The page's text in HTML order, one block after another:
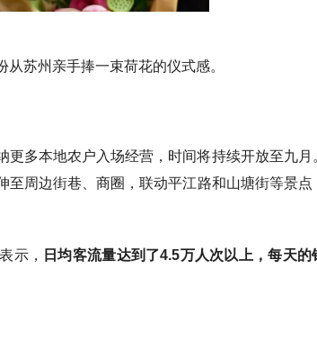
苏州亲手捧一束荷花的仪式感。
多本地农户入场经营，时间将持续开放至九月
至周边街巷、商圈，联动平江路和山塘街等景点
示，
日均客流量达到了4.5万人次以上，每天的